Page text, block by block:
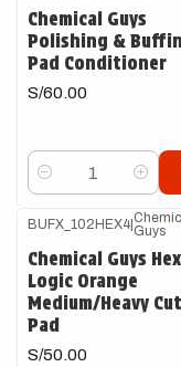
Chemical Guys
Polishing &
Pad Conditioner
S/60.00
Cantidad
BUFX_102HEX4|Guys
Chemical Guys
Logic Orange
Medium/Heavy
Pad
S/50.00